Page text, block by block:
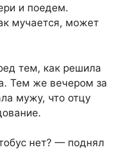
и поедем.
мучается, может
тем, как решила
Тем же вечером за
мужу, что отцу
нет? — поднял